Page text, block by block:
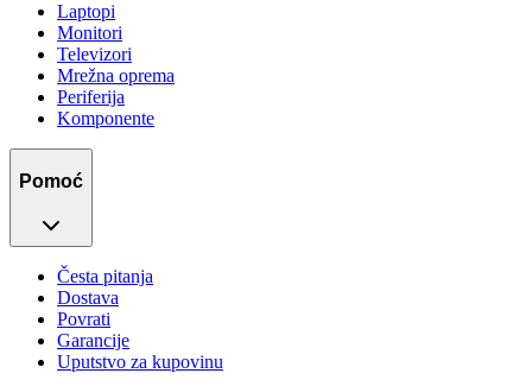
Laptopi
Monitori
Televizori
Mrežna oprema
Periferija
Komponente
Pomoć
Česta pitanja
Dostava
Povrati
Garancije
Uputstvo za kupovinu